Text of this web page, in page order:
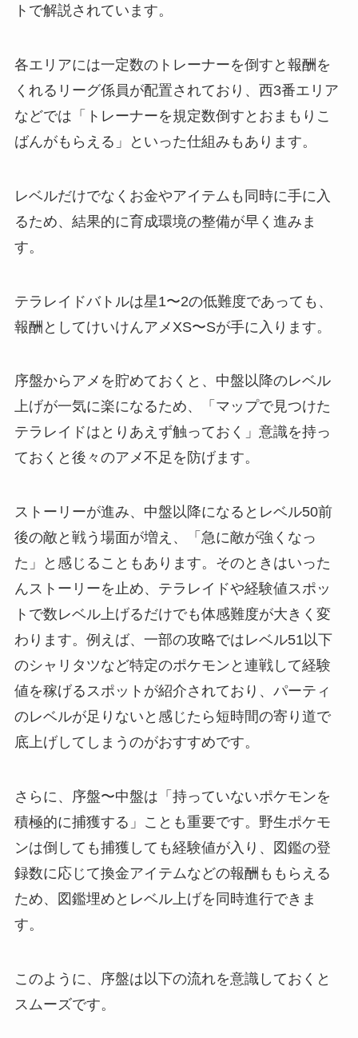
トで解説されています。
各エリアには一定数のトレーナーを倒すと報酬を
くれるリーグ係員が配置されており、西3番エリア
などでは「トレーナーを規定数倒すとおまもりこ
ばんがもらえる」といった仕組みもあります。
レベルだけでなくお金やアイテムも同時に手に入
るため、結果的に育成環境の整備が早く進みま
す。
テラレイドバトルは星1〜2の低難度であっても、
報酬としてけいけんアメXS〜Sが手に入ります。
序盤からアメを貯めておくと、中盤以降のレベル
上げが一気に楽になるため、「マップで見つけた
テラレイドはとりあえず触っておく」意識を持っ
ておくと後々のアメ不足を防げます。
ストーリーが進み、中盤以降になるとレベル50前
後の敵と戦う場面が増え、「急に敵が強くなっ
た」と感じることもあります。そのときはいった
んストーリーを止め、テラレイドや経験値スポッ
トで数レベル上げるだけでも体感難度が大きく変
わります。例えば、一部の攻略ではレベル51以下
のシャリタツなど特定のポケモンと連戦して経験
値を稼げるスポットが紹介されており、パーティ
のレベルが足りないと感じたら短時間の寄り道で
底上げしてしまうのがおすすめです。
さらに、序盤〜中盤は「持っていないポケモンを
積極的に捕獲する」ことも重要です。野生ポケモ
ンは倒しても捕獲しても経験値が入り、図鑑の登
録数に応じて換金アイテムなどの報酬ももらえる
ため、図鑑埋めとレベル上げを同時進行できま
す。
このように、序盤は以下の流れを意識しておくと
スムーズです。